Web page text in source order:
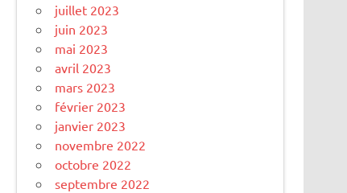
juillet 2023
juin 2023
mai 2023
avril 2023
mars 2023
février 2023
janvier 2023
novembre 2022
octobre 2022
septembre 2022